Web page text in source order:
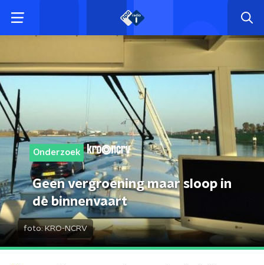
Onderzoek
Geen vergroening maar sloop in
de binnenvaart
foto:KRO-NCRV